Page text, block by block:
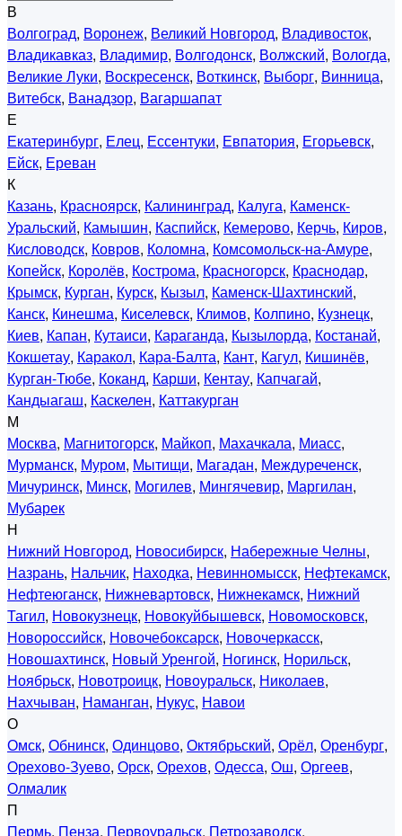
В
Волгоград, Воронеж, Великий Новгород, Владивосток,
Владикавказ, Владимир, Волгодонск, Волжский, Вологда,
Великие Луки, Воскресенск, Воткинск, Выборг, Винница,
Витебск, Ванадзор, Вагаршапат
Е
Екатеринбург, Елец, Ессентуки, Евпатория, Егорьевск,
Ейск, Ереван
К
Казань, Красноярск, Калининград, Калуга, Каменск-
Уральский, Камышин, Каспийск, Кемерово, Керчь, Киров,
Кисловодск, Ковров, Коломна, Комсомольск-на-Амуре,
Копейск, Королёв, Кострома, Красногорск, Краснодар,
Крымск, Курган, Курск, Кызыл, Каменск-Шахтинский,
Канск, Кинешма, Киселевск, Климов, Колпино, Кузнецк,
Киев, Капан, Кутаиси, Караганда, Кызылорда, Костанай,
Кокшетау, Каракол, Кара-Балта, Кант, Кагул, Кишинёв,
Курган-Тюбе, Коканд, Карши, Кентау, Капчагай,
Кандыагаш, Каскелен, Каттакурган
М
Москва, Магнитогорск, Майкоп, Махачкала, Миасс,
Мурманск, Муром, Мытищи, Магадан, Междуреченск,
Мичуринск, Минск, Могилев, Мингячевир, Маргилан,
Мубарек
Н
Нижний Новгород, Новосибирск, Набережные Челны,
Назрань, Нальчик, Находка, Невинномысск, Нефтекамск,
Нефтеюганск, Нижневартовск, Нижнекамск, Нижний
Тагил, Новокузнецк, Новокуйбышевск, Новомосковск,
Новороссийск, Новочебоксарск, Новочеркасск,
Новошахтинск, Новый Уренгой, Ногинск, Норильск,
Ноябрьск, Новотроицк, Новоуральск, Николаев,
Нахчыван, Наманган, Нукус, Навои
О
Омск, Обнинск, Одинцово, Октябрьский, Орёл, Оренбург,
Орехово-Зуево, Орск, Орехов, Одесса, Ош, Оргеев,
Олмалик
П
Пермь, Пенза, Первоуральск, Петрозаводск,